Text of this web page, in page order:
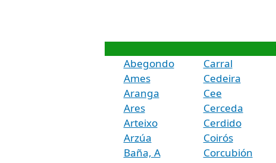
Abegondo
Ames
Aranga
Ares
Arteixo
Arzúa
Baña, A
Carral
Cedeira
Cee
Cerceda
Cerdido
Coirós
Corcubión